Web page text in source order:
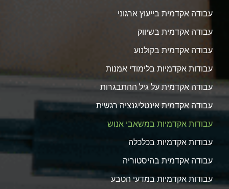
עבודה אקדמית בייעוץ ארגוני
עבודה אקדמית בשיווק
עבודה אקדמית בקולנוע
עבודות אקדמיות בלימודי אמנות
עבודה אקדמית על גיל ההתבגרות
עבודה אקדמית אינטליגנציה רגשית
עבודות אקדמיות במשאבי אנוש
עבודות אקדמיות בכלכלה
עבודה אקדמית בהיסטוריה
עבודות אקדמיות במדעי הטבע